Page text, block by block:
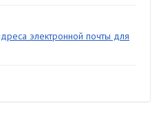
электронной почты для